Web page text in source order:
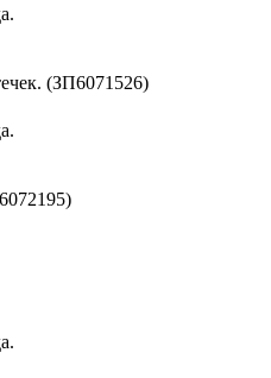
(ЗП6071526)